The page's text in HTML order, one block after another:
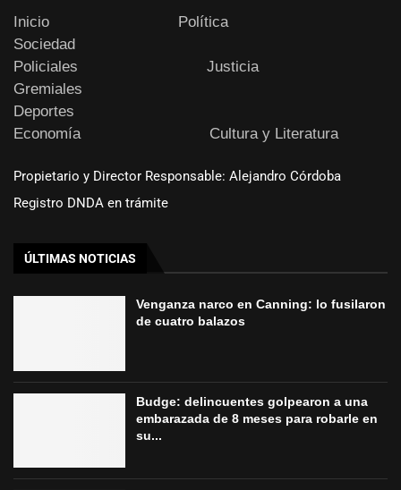
Inicio
Política
Sociedad
Policiales
Justicia
Gremiales
Deportes
Economía
Cultura y Literatura
Propietario y Director Responsable: Alejandro Córdoba
Registro DNDA en trámite
ÚLTIMAS NOTICIAS
Venganza narco en Canning: lo fusilaron
de cuatro balazos
Budge: delincuentes golpearon a una
embarazada de 8 meses para robarle en
su...